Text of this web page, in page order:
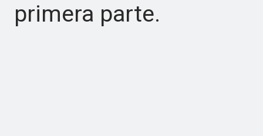
primera parte.